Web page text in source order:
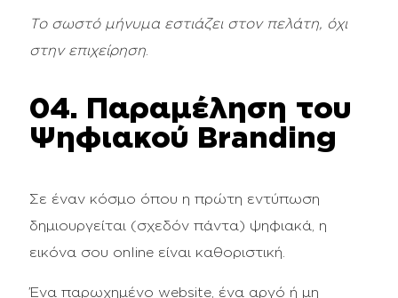
Το σωστό μήνυμα εστιάζει στον πελάτη, όχι
στην επιχείρηση.
04. Παραμέληση του
Ψηφιακού Branding
Σε έναν κόσμο όπου η πρώτη εντύπωση
δημιουργείται (σχεδόν πάντα) ψηφιακά, η
εικόνα σου online είναι καθοριστική.
Ένα παρωχημένο website, ένα αργό ή μη